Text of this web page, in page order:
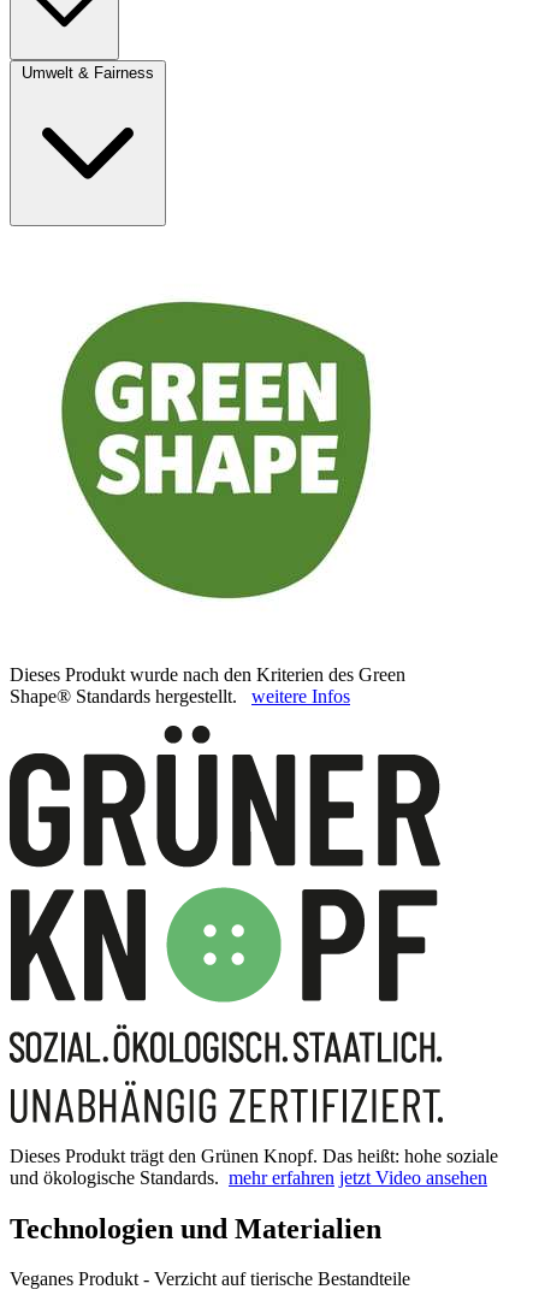
Umwelt & Fairness
Dieses Produkt wurde nach den Kriterien des Green
Shape® Standards hergestellt. weitere Infos
Dieses Produkt trägt den Grünen Knopf. Das heißt: hohe soziale
und ökologische Standards. mehr erfahren jetzt Video ansehen
Technologien und Materialien
Veganes Produkt - Verzicht auf tierische Bestandteile